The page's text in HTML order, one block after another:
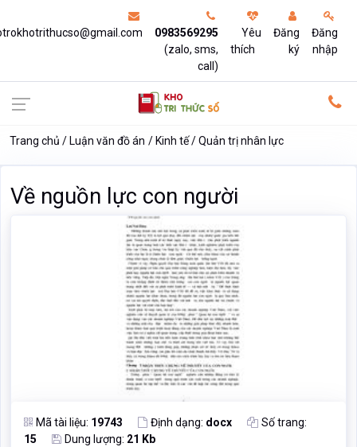
0983569295
(zalo, sms,
call)
Yêu
thích
Đăng
ký
Đăng
nhập
Trang chủ Luận văn đồ án Kinh tế Quản trị nhân lực
Về nguồn lực con người
Mã tài liệu: 19743 Định dạng: docx
Số trang:
15
Dung lượng: 21 Kb